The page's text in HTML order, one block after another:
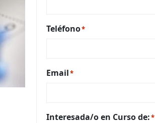
Teléfono*
Email*
Interesada/o en Curso de:*